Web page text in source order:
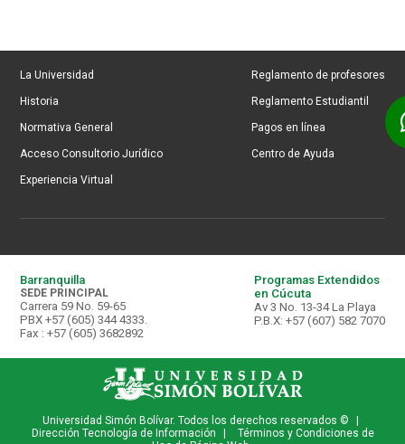
La Universidad
Historia
Normativa General
Acceso Consultorio Jurídico
Experiencia Virtual
Reglamento de profesores
Reglamento Estudiantil
Pagos en línea
Centro de Ayuda
Barranquilla
SEDE PRINCIPAL
Carrera 59 No. 59-65
PBX +57 (605) 344 4333.
Fax : +57 (605) 3682892
Programas Extendidos
en Cúcuta
Av 3 No. 13-34 La Playa
P.B.X: +57 (607) 582 7070
Universidad Simón Bolívar. Todos los derechos reservados ©
Dirección Tecnología de Información
Términos y Condiciones de